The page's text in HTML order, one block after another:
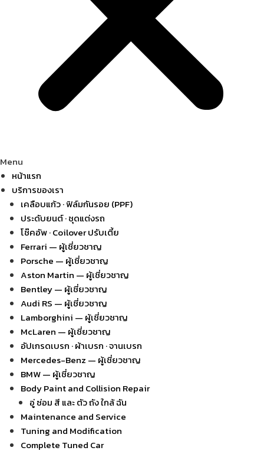
Menu
หน้าแรก
บริการของเรา
เคลือบแก้ว · ฟิล์มกันรอย (PPF)
ประดับยนต์ · ชุดแต่งรถ
โช๊คอัพ · Coilover ปรับเตี้ย
Ferrari — ผู้เชี่ยวชาญ
Porsche — ผู้เชี่ยวชาญ
Aston Martin — ผู้เชี่ยวชาญ
Bentley — ผู้เชี่ยวชาญ
Audi RS — ผู้เชี่ยวชาญ
Lamborghini — ผู้เชี่ยวชาญ
McLaren — ผู้เชี่ยวชาญ
อัปเกรดเบรก · ผ้าเบรก · จานเบรก
Mercedes-Benz — ผู้เชี่ยวชาญ
BMW — ผู้เชี่ยวชาญ
Body Paint and Collision Repair
อู่ ซ่อม สี และ ตัว ถัง ใกล้ ฉัน
Maintenance and Service
Tuning and Modification
Complete Tuned Car